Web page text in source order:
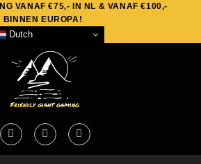
VANAF €75,- IN NL & VANAF €100,-
BINNEN EUROPA!
Dutch